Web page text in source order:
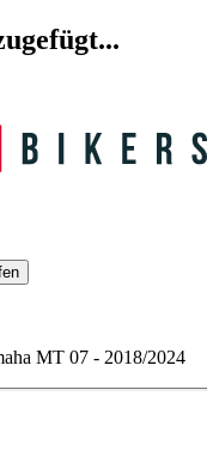
MT 07 - 2018/2024